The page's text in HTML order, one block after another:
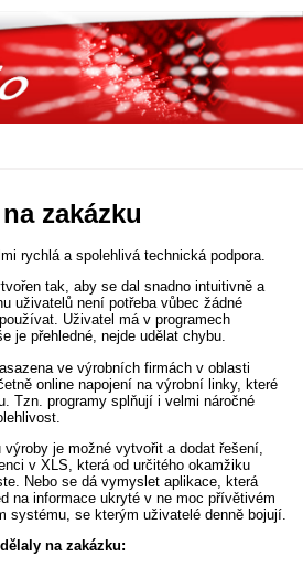
zakázku
rychlá a spolehlivá technická podpora.
tak, aby se dal snadno intuitivně a
uživatelů není potřeba vůbec žádné
Uživatel má v programech
je přehledné, nejde udělat chybu.
ve výrobních firmách v oblasti
online napojení na výrobní linky, které
Tzn. programy splňují i velmi náročné
výroby je možné vytvořit a dodat řešení,
v XLS, která od určitého okamžiku
Nebo se dá vymyslet aplikace, která
na informace ukryté v ne moc přívětivém
systému, se kterým uživatelé denně bojují.
na zakázku: